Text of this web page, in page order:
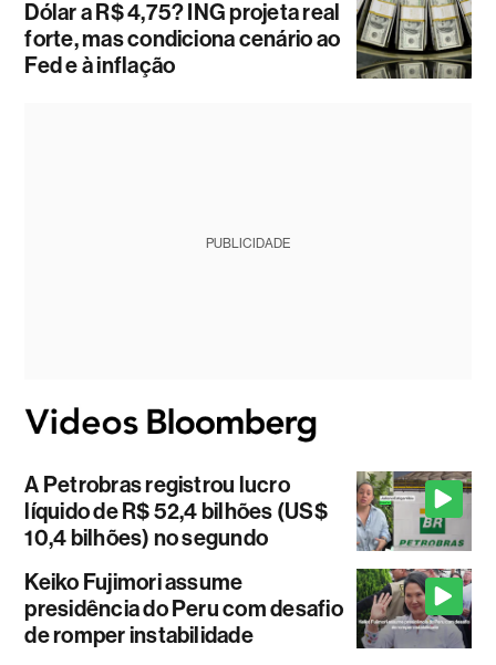
Dólar a R$ 4,75? ING projeta real
forte, mas condiciona cenário ao
Fed e à inflação
PUBLICIDADE
A Petrobras registrou lucro
líquido de R$ 52,4 bilhões (US$
10,4 bilhões) no segundo
Keiko Fujimori assume
presidência do Peru com desafio
de romper instabilidade